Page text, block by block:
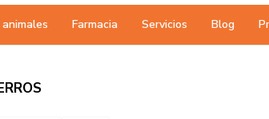
Farmacia Servicios Blog